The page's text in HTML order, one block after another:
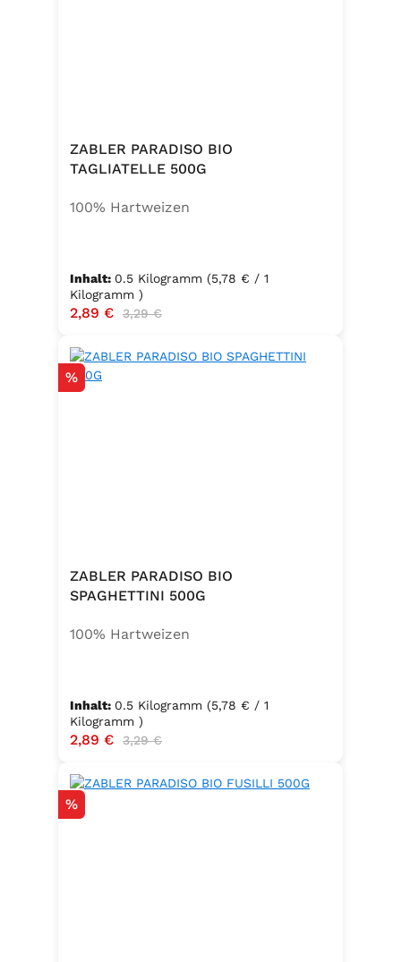
ZABLER PARADISO BIO
TAGLIATELLE 500G
100% Hartweizen
Inhalt: 0.5 Kilogramm (5,78 € / 1
Kilogramm )
Verkaufspreis:
2,89 € Regulärer Preis:
3,29 €
Rabatt
%
ZABLER PARADISO BIO
SPAGHETTINI 500G
100% Hartweizen
Inhalt: 0.5 Kilogramm (5,78 € / 1
Kilogramm )
Verkaufspreis:
2,89 € Regulärer Preis:
3,29 €
Rabatt
%